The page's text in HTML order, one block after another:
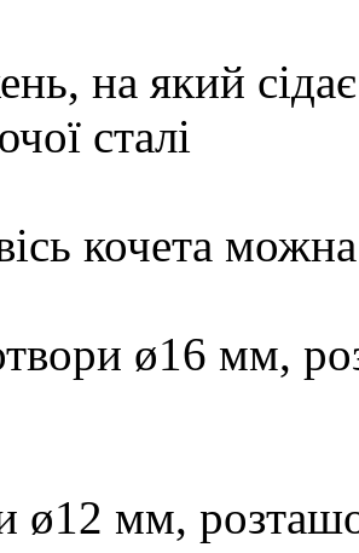
на який
сталі
кочета
ø16 мм,
ø12 мм,